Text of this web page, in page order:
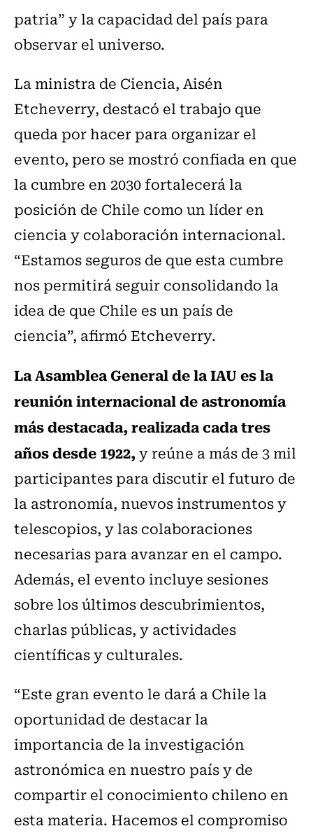
patria” y la capacidad del país para
observar el universo.
La ministra de Ciencia, Aisén
Etcheverry, destacó el trabajo que
queda por hacer para organizar el
evento, pero se mostró confiada en que
la cumbre en 2030 fortalecerá la
posición de Chile como un líder en
ciencia y colaboración internacional.
“Estamos seguros de que esta cumbre
nos permitirá seguir consolidando la
idea de que Chile es un país de
ciencia”, afirmó Etcheverry.
La Asamblea General de la IAU es la
reunión internacional de astronomía
más destacada, realizada cada tres
años desde 1922,y reúne a más de 3 mil
participantes para discutir el futuro de
la astronomía, nuevos instrumentos y
telescopios, y las colaboraciones
necesarias para avanzar en el campo.
Además, el evento incluye sesiones
sobre los últimos descubrimientos,
charlas públicas, y actividades
científicas y culturales.
“Este gran evento le dará a Chile la
oportunidad de destacar la
importancia de la investigación
astronómica en nuestro país y de
compartir el conocimiento chileno en
esta materia. Hacemos el compromiso